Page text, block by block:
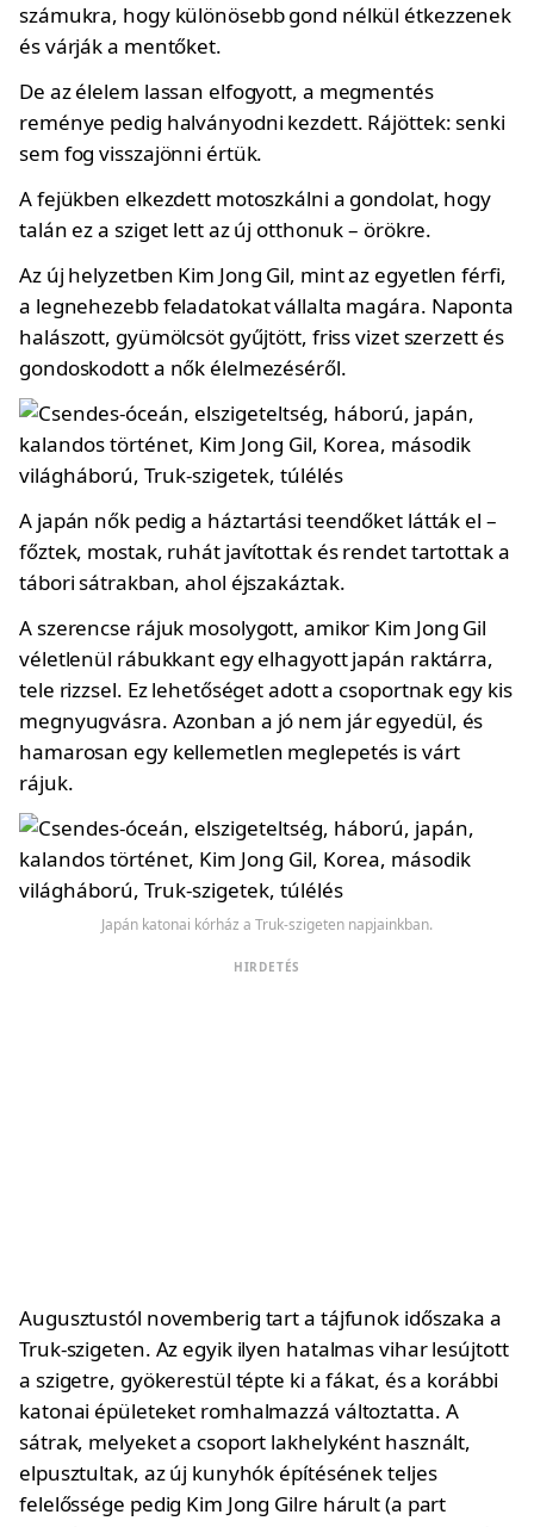
számukra, hogy különösebb gond nélkül étkezzenek
és várják a mentőket.
De az élelem lassan elfogyott, a megmentés
reménye pedig halványodni kezdett. Rájöttek: senki
sem fog visszajönni értük.
A fejükben elkezdett motoszkálni a gondolat, hogy
talán ez a sziget lett az új otthonuk – örökre.
Az új helyzetben Kim Jong Gil, mint az egyetlen férfi,
a legnehezebb feladatokat vállalta magára. Naponta
halászott, gyümölcsöt gyűjtött, friss vizet szerzett és
gondoskodott a nők élelmezéséről.
A japán nők pedig a háztartási teendőket látták el –
főztek, mostak, ruhát javítottak és rendet tartottak a
tábori sátrakban, ahol éjszakáztak.
A szerencse rájuk mosolygott, amikor Kim Jong Gil
véletlenül rábukkant egy elhagyott japán raktárra,
tele rizzsel. Ez lehetőséget adott a csoportnak egy kis
megnyugvásra. Azonban a jó nem jár egyedül, és
hamarosan egy kellemetlen meglepetés is várt
rájuk.
Japán katonai kórház a Truk-szigeten napjainkban.
HIRDETÉS
Augusztustól novemberig tart a tájfunok időszaka a
Truk-szigeten. Az egyik ilyen hatalmas vihar lesújtott
a szigetre, gyökerestül tépte ki a fákat, és a korábbi
katonai épületeket romhalmazzá változtatta. A
sátrak, melyeket a csoport lakhelyként használt,
elpusztultak, az új kunyhók építésének teljes
felelőssége pedig Kim Jong Gilre hárult (a part